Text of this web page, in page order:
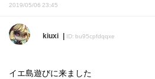
2019/05/06 23:45
kiuxi ID: bu95cpfdqqxe
イエ島遊びに来ました